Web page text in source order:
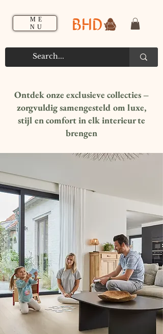
ME
NU
BHD
Ontdek onze exclusieve collecties –
zorgvuldig samengesteld om luxe,
stijl en comfort in elk interieur te
brengen